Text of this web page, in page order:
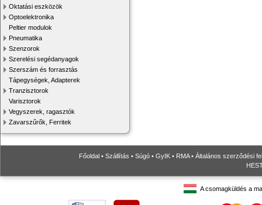
Oktatási eszközök
Optoelektronika
Peltier modulok
Pneumatika
Szenzorok
Szerelési segédanyagok
Szerszám és forrasztás
Tápegységek, Adapterek
Tranzisztorok
Varisztorok
Vegyszerek, ragasztók
Zavarszűrők, Ferritek
Főoldal • Szállítás • Súgó • GyIK • RMA• Általános szerződési
A csomagküldés a